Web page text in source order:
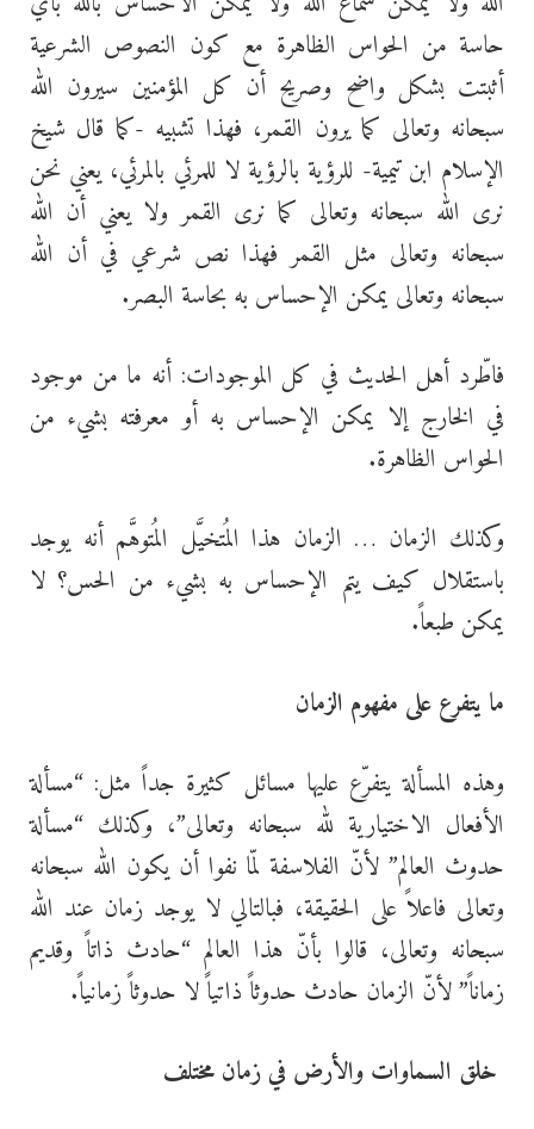
حاسة من الحواس الظاهرة مع كون النصوص الشرعية
أثبتت بشكل واضح وصريح أن كل المؤمنين سيرون الله
سبحانه وتعالى كما يرون القمر، فهذا تشبيه -كما قال شيخ
الإسلام ابن تيمية- للرؤية بالرؤية لا للمرئي بالمرئي، يعني نحن
نرى الله سبحانه وتعالى كما نرى القمر ولا يعني أن الله
سبحانه وتعالى مثل القمر فهذا نص شرعي في أن الله
سبحانه وتعالى يمكن الإحساس به بحاسة البصر.
فاطّرد أهل الحديث في كل الموجودات: أنه ما من موجود
في الخارج إلا يمكن الإحساس به أو معرفته بشيء من
الحواس الظاهرة.
وكذلك الزمان … الزمان هذا المُتخيَّل المُتوهَّم أنه يوجد
باستقلال كيف يتم الإحساس به بشيء من الحس؟ لا
يمكن طبعاً.
ما يتفرع على مفهوم الزمان
وهذه المسألة يتفرّع عليها مسائل كثيرة جداً مثل: “مسألة
الأفعال الاختيارية لله سبحانه وتعالى”، وكذلك “مسألة
حدوث العالم” لأنّ الفلاسفة لمّا نفوا أن يكون الله سبحانه
وتعالى فاعلاً على الحقيقة، فبالتالي لا يوجد زمان عند الله
سبحانه وتعالى، قالوا بأنّ هذا العالم “حادث ذاتاً وقديم
زماناً” لأنّ الزمان حادث حدوثاً ذاتياً لا حدوثاً زمانياً.
خلق السماوات والأرض في زمان مختلف